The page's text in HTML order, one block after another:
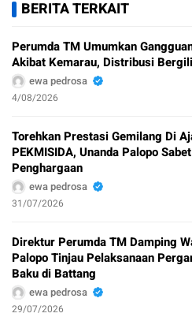
BERITA TERKAIT
Perumda TM Umumkan
Akibat Kemarau, Distribusi
ewa pedrosa
4/08/2026
Torehkan Prestasi Gemilang Di
PEKMISIDA, Unanda Palopo
Penghargaan
ewa pedrosa
31/07/2026
Direktur Perumda TM Damping
Palopo Tinjau Pelaksanaan
Baku di Battang
ewa pedrosa
29/07/2026